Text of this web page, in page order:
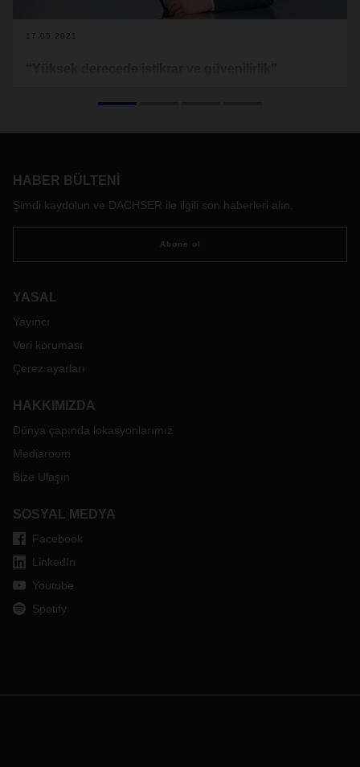
17.05.2021
HABER BÜLTENI
Şimdi kaydolun ve DACHSER ile ilgili son haberleri alın.
Abone ol
YASAL
Yayıncı
Veri koruması
Çerez ayarları
HAKKIMIZDA
Dünya çapında lokasyonlarımız
Mediaroom
Bize Ulaşın
SOSYAL MEDYA
Facebook
LinkedIn
Youtube
Spotify